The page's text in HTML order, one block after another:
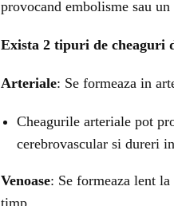
provocand embolisme sau
Exista 2 tipuri de cheaguri
Arteriale: Se formeaza in
Cheagurile arteriale pot
cerebrovascular si dureri
Venoase: Se formeaza lent